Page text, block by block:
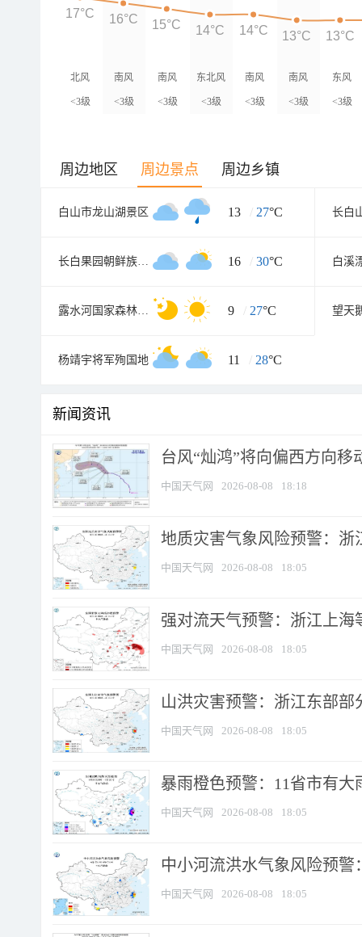
北风
<3级
南风
<3级
南风
<3级
东北风
<3级
南风
<3级
南风
<3级
东风
<3级
17°C 16°C 15°C 14°C 14°C 13°C 13°C
周边地区 周边景点 周边乡镇
白山市龙山湖景区 13 / 27°C 长白
长白果园朝鲜族民俗村 16 / 30°C 白溪
露水河国家森林公园 9 / 27°C 望天
杨靖宇将军殉国地 11 / 28°C
新闻资讯
台风“灿鸿”将向偏西方向移
中国天气网 2026-08-08 18:18
地质灾害气象风险预警：
中国天气网 2026-08-08 18:05
强对流天气预警：浙江上海
中国天气网 2026-08-08 18:05
山洪灾害预警：浙江东部
中国天气网 2026-08-08 18:05
暴雨橙色预警：11省市有
中国天气网 2026-08-08 18:05
中小河流洪水气象风险预
中国天气网 2026-08-08 18:05